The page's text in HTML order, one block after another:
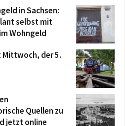
in Sachsen:
selbst mit
Wohngeld
der 5.
Quellen zu
jetzt online